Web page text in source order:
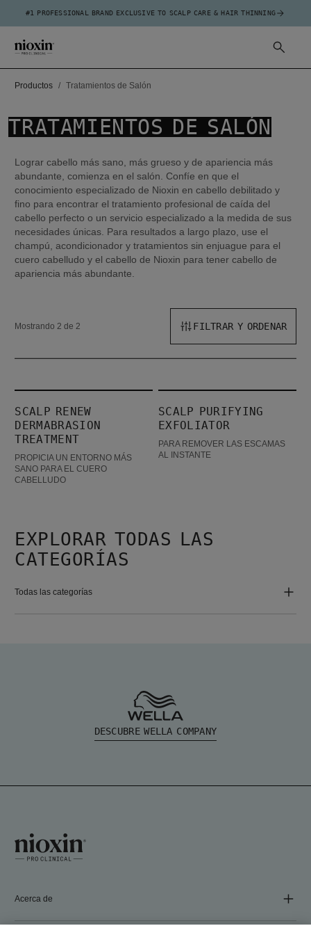
#1 PROFESSIONAL BRAND EXCLUSIVE TO SCALP CARE & HAIR THINNING
Productos Tratamientos de Salón
TRATAMIENTOS DE SALÓN
Lograr cabello más sano, más grueso y de apariencia más
abundante, comienza en el salón. Confíe en que el
conocimiento especializado de Nioxin en cabello debilitado y
fino para encontrar el tratamiento profesional de caída del
cabello perfecto o un servicio especializado a la medida de sus
necesidades únicas. Para resultados a largo plazo, use el
champú, acondicionador y tratamientos sin enjuague para el
cuero cabelludo y el cabello de Nioxin para tener cabello de
apariencia más abundante.
Mostrando 2 de 2 FILTRAR Y ORDENAR
Scalp Renew Dermabrasion Treatment
SCALP RENEW
DERMABRASION
TREATMENT
PROPICIA UN ENTORNO MÁS
SANO PARA EL CUERO
CABELLUDO
Scalp Purifying Exfoliator
SCALP PURIFYING
EXFOLIATOR
PARA REMOVER LAS ESCAMAS
AL INSTANTE
EXPLORAR TODAS LAS
CATEGORÍAS
Todas las categorías
DESCUBRE WELLA COMPANY
Acerca de